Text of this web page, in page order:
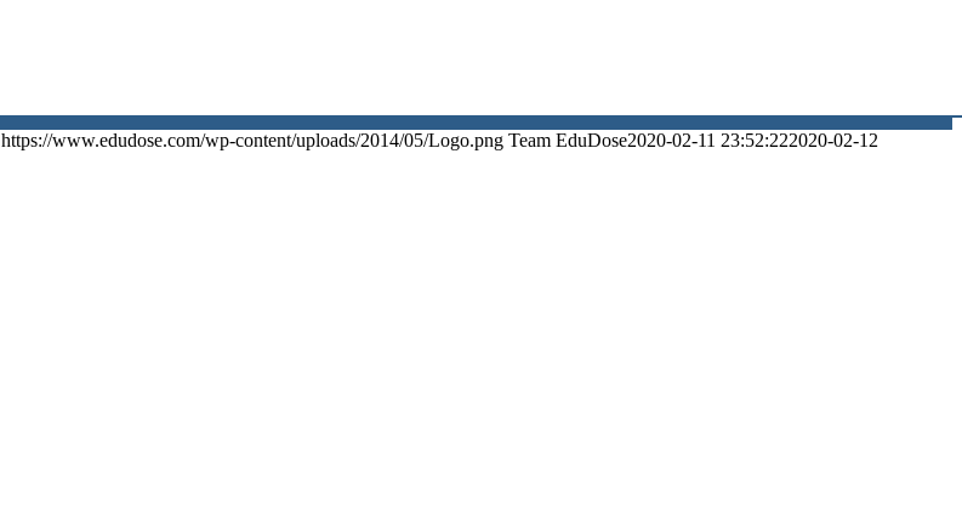
https://www.edudose.com/wp-content/uploads/2014/05/Logo.png Team EduDose2020-02-11 23:52:222020-02-12